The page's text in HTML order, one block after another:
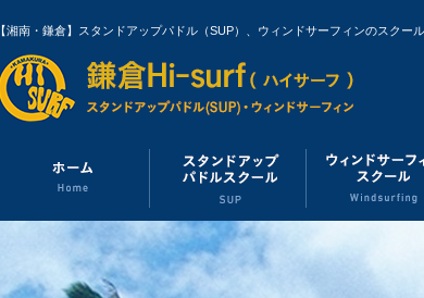
【湘南・鎌倉】スタンドアップパドル（SUP）、ウィンドサーフィンのスクー